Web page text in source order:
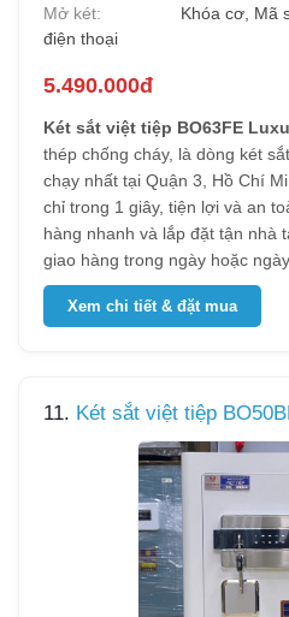
Mở két:
Khóa cơ, Mã
điện thoại
5.490.000đ
Két sắt việt tiệp BO63FE
thép chống cháy, là dòng két
chạy nhất tại Quận 3, Hồ Chí
chỉ trong 1 giây, tiện lợi và an
hàng nhanh và lắp đặt tận nhà
giao hàng trong ngày hoặc
Xem chi tiết & đặt mua
11. Két sắt việt tiệp